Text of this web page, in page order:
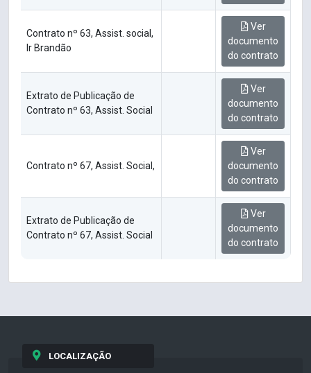
Contrato nº 63, Assist. social,
Ir Brandão
Ver
documento
do contrato
Extrato de Publicação de
Contrato nº 63, Assist. Social
Ver
documento
do contrato
Contrato nº 67, Assist. Social,
Ver
documento
do contrato
Extrato de Publicação de
Contrato nº 67, Assist. Social
Ver
documento
do contrato
LOCALIZAÇÃO